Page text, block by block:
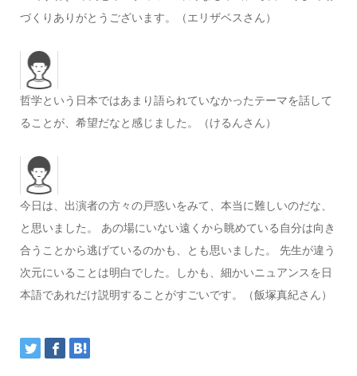
づくりありがとうございます。（エリザベスさん）
哲学という日本ではあまり語られていなかったテーマを話して
ることが、希望だなと感じました。（けるんさん）
今日は、出演者の方々の戸惑いをみて、本当に難しいのだな、
と思いました。 あの場にいない遠くから眺めている自分は向き
合うことから逃げているのかも、とも思いました。 先生が違う
次元にいることは明白でした。しかも、細かいニュアンスを日
本語であれだけ説明することがすごいです。（飯塚真紀さん）